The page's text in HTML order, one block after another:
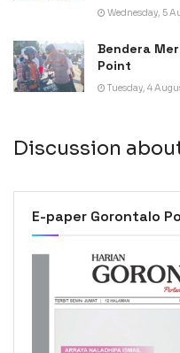
Wednesday, 5
Bendera
Point
Tuesday, 4
Discussion
E-paper Gorontalo